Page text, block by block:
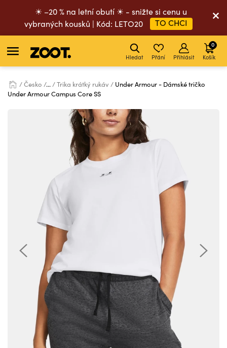
☀ –20 % na letní obutí ☀ - snižte si cenu u
vybraných kousků | Kód: LETO20
TO CHCI
Hledat Přání Přihlásit Košík
0
Česko ... Trika krátký rukáv
Under Armour - Dámské tričko
Under Armour Campus Core SS